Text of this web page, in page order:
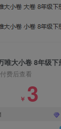
费后查看
￥ 3